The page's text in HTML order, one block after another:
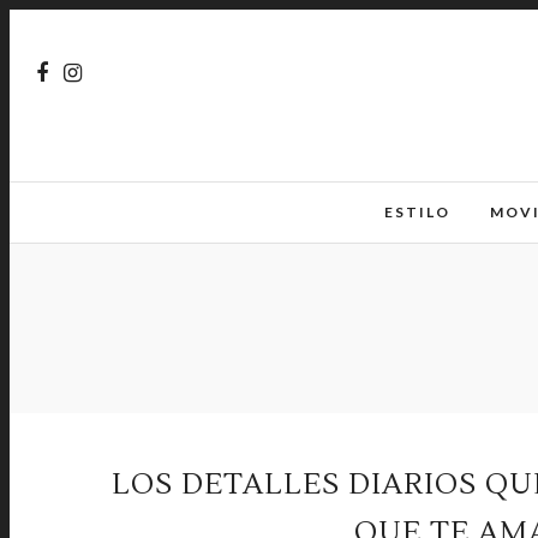
ESTILO
LOS DETALLES DIARIOS